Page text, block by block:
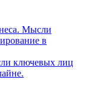
ключевых лиц